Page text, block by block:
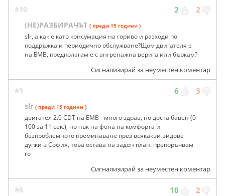
#10 2 2
(НЕ)РАЗБИРАЧЪТ ( преди 15 години )
slr, а как е като консумация на гориво и разходи по
поддръжка и периодично обслужване?Щом двигателя е
на БМВ, предполагам е с ангренажна верига или бъркам?
Сигнализирай за неуместен коментар
#9 6 3
slr ( преди 15 години )
двигател 2.0 CDT на БМВ - много здрав, но доста бавен (0-
100 за 11 сек.), но пък на фона на комфорта и
безпроблемното преминаване през всякакви видове
дупки в София, това остава на заден план. препоръчвам
го
Сигнализирай за неуместен коментар
#8 10 2